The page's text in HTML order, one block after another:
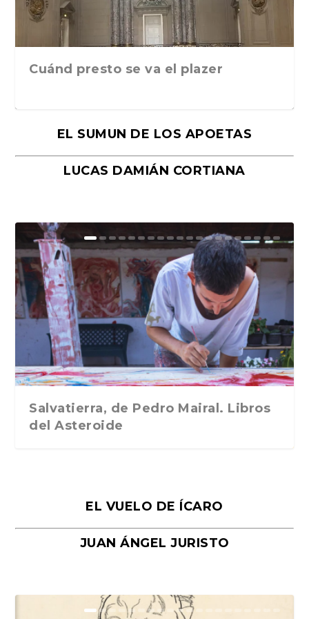
Cuánd presto se va el plazer
Moral, de Lyra Ekström Lindbäck.
Traducción de Car...
Revolución, de Hugo Gonçalves.
Libros del Asteroid...
«La música ha sido el gran amor de
mi vida». Esthe...
«El barman del Ritz», de Philippe
Collin. Traducci...
Mañanas de editorial, noches de
Bocaccio
EL SUMUN DE LOS APOETAS
LUCAS DAMIÁN CORTIANA
Salvatierra, de Pedro Mairal. Libros
del Asteroide
EL VUELO DE ÍCARO
JUAN ÁNGEL JURISTO